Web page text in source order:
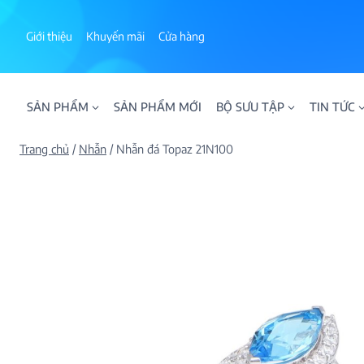
Giới thiệu Khuyến mãi Cửa hàng
SẢN PHẨM SẢN PHẨM MỚI BỘ SƯU TẬP
BST NHẪN NAM
BST SWEETIES
FAMILY
TIN TỨC
Trang chủ / Nhẫn / Nhẫn đá Topaz 21N100